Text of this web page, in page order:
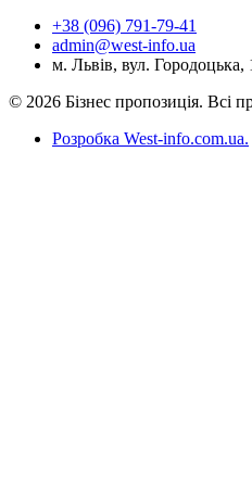
+38 (096) 791-79-41
admin@west-info.ua
м. Львів, вул. Городоцька,
© 2026 Бізнес пропозиція. Всі
Розробка West-info.com.ua.